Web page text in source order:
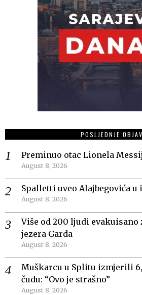
POSLJEDNJE
Preminuo otac Lionela
August 8, 2026
Spalletti uveo Alajbegovića u
August 8, 2026
Više od 200 ljudi evakuisano
jezera Garda
August 8, 2026
Muškarcu u Splitu izmjerili
čudu: “Ovo je strašno”
August 8, 2026